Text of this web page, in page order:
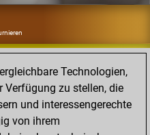
Technologien,
zu stellen, die
und interessengerechte
von ihrem